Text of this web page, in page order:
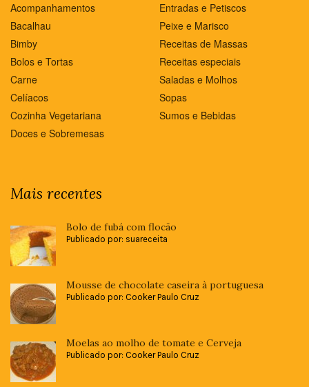
Acompanhamentos
Bacalhau
Bimby
Bolos e Tortas
Carne
Celíacos
Cozinha Vegetariana
Doces e Sobremesas
Entradas e Petiscos
Peixe e Marisco
Receitas de Massas
Receitas especiais
Saladas e Molhos
Sopas
Sumos e Bebidas
Mais recentes
Bolo de fubá com flocão
Publicado por: suareceita
Mousse de chocolate caseira à portuguesa
Publicado por: Cooker Paulo Cruz
Moelas ao molho de tomate e Cerveja
Publicado por: Cooker Paulo Cruz